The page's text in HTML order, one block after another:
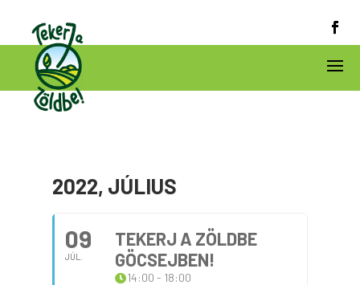
2022, JÚLIUS
09
JÚL.
TEKERJ A ZÖLDBE
GÖCSEJBEN!
14:00 - 18:00